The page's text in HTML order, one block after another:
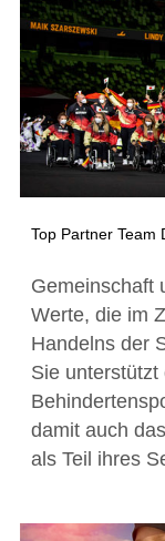
Top Partner Team
Gemeinschaft
Werte, die im
Handelns der
Sie unterstützt
damit auch
als Teil ihres